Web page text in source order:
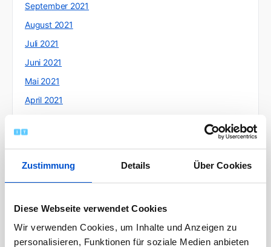
Zustimmung Details Über Cookies
Diese Webseite verwendet Cookies
Wir verwenden Cookies, um Inhalte und Anzeigen zu
personalisieren, Funktionen für soziale Medien anbieten
September 2021
August 2021
Juli 2021
Juni 2021
Mai 2021
April 2021
Februar 2021
Oktober 2020
September 2020